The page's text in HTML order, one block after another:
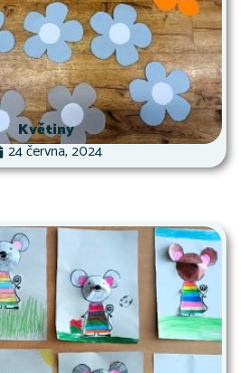
Květiny
24 června, 2024